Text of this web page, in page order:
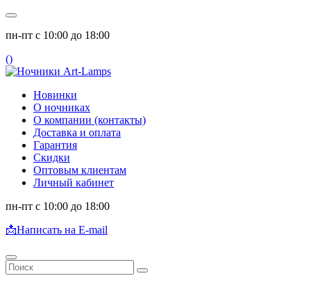
пн-пт с 10:00 до 18:00
()
Новинки
О ночниках
О компании (контакты)
Доставка и оплата
Гарантия
Скидки
Оптовым клиентам
Личный кабинет
пн-пт с 10:00 до 18:00
📩Написать на E-mail